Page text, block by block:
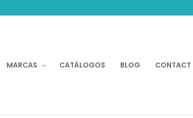
MARCAS CATÁLOGOS BLOG CONTACT
Recherche